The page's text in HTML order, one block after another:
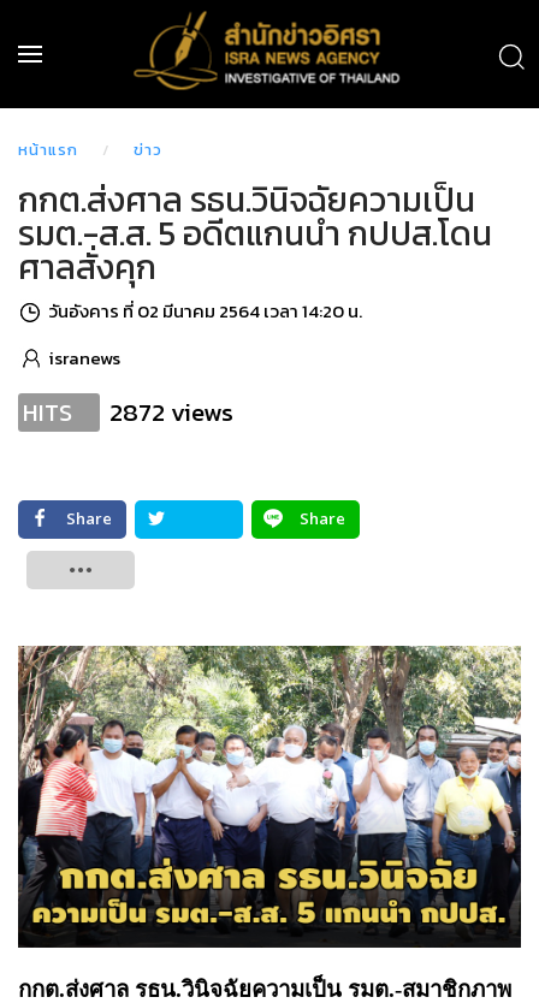
หน้าแรก ข่าว
กกต.ส่งศาล รธน.วินิจฉัยความเป็น
รมต.-ส.ส. 5 อดีตแกนนำ กปปส.โดน
ศาลสั่งคุก
วันอังคาร ที่ 02 มีนาคม 2564 เวลา 14:20 น.
isranews
HITS 2872 views
Share
Share
กกต.ส่งศาล รธน.วินิจฉัยความเป็น รมต.-สมาชิกภาพ